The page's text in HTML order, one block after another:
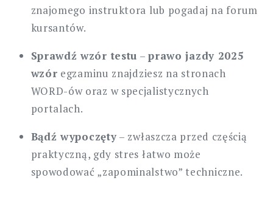
znajomego instruktora lub pogadaj na forum
kursantów.
Sprawdź wzór testu –prawo jazdy 2025
wzór egzaminu znajdziesz na stronach
WORD-ów oraz w specjalistycznych
portalach.
Bądź wypoczęty– zwłaszcza przed częścią
praktyczną, gdy stres łatwo może
spowodować „zapominalstwo” techniczne.